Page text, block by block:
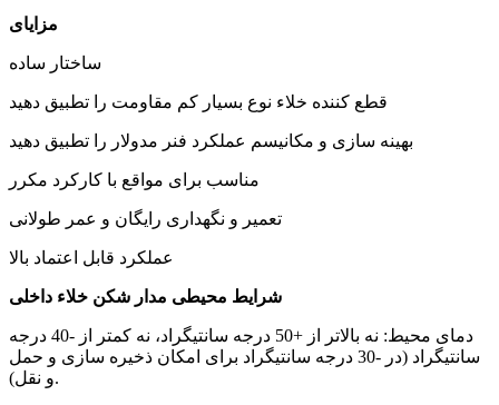
مزایای
ساختار ساده
قطع کننده خلاء نوع بسیار کم مقاومت را تطبیق دهید
بهینه سازی و مکانیسم عملکرد فنر مدولار را تطبیق دهید
مناسب برای مواقع با کارکرد مکرر
تعمیر و نگهداری رایگان و عمر طولانی
عملکرد قابل اعتماد بالا
شرایط محیطی مدار شکن خلاء داخلی
دمای محیط: نه بالاتر از +50 درجه سانتیگراد، نه کمتر از -40 درجه
سانتیگراد (در -30 درجه سانتیگراد برای امکان ذخیره سازی و حمل
و نقل).